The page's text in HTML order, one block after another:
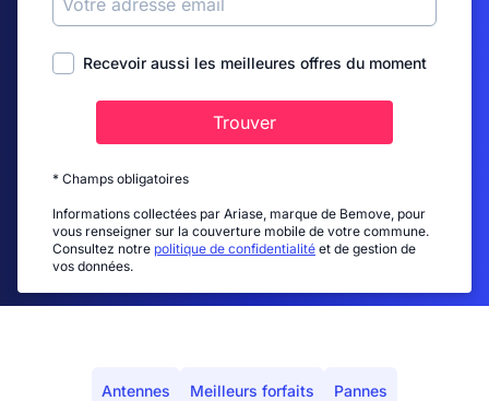
Recevoir aussi les meilleures offres du moment
Trouver
* Champs obligatoires
Informations collectées par Ariase, marque de Bemove, pour
vous renseigner sur la couverture mobile de votre commune.
Consultez notre politique de confidentialité et de gestion de
vos données.
Antennes Meilleurs forfaits Pannes